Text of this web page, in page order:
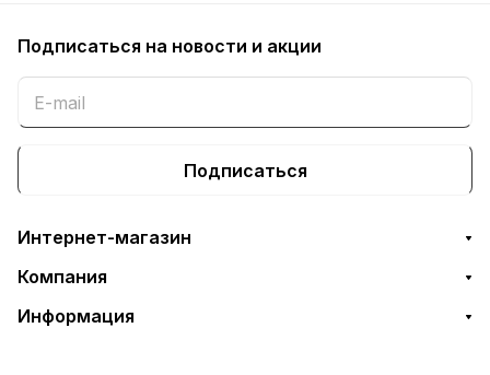
Подписаться на новости и акции
Подписаться
Интернет-магазин
Компания
Информация